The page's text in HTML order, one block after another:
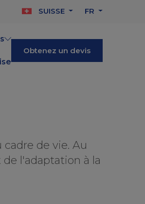
SUISSE FR
Obtenez un devis
de vie. Au
l'adaptation à la